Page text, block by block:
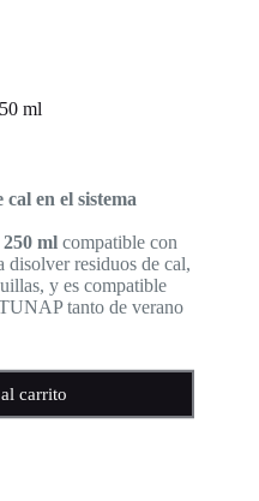
ml
en el sistema
250 ml compatible con
disolver residuos de cal,
y es compatible
tanto de verano
carrito